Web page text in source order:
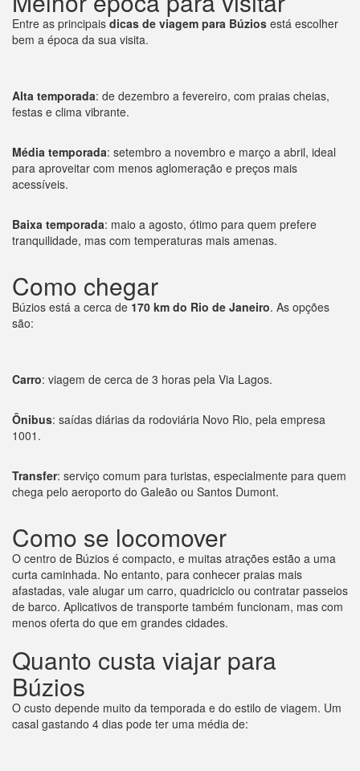
Entre as principais dicas de viagem para Búzios está escolher
bem a época da sua visita.
Alta temporada: de dezembro a fevereiro, com praias cheias,
festas e clima vibrante.
Média temporada: setembro a novembro e março a abril, ideal
para aproveitar com menos aglomeração e preços mais
acessíveis.
Baixa temporada: maio a agosto, ótimo para quem prefere
tranquilidade, mas com temperaturas mais amenas.
Como chegar
Búzios está a cerca de 170 km do Rio de Janeiro. As opções
são:
Carro: viagem de cerca de 3 horas pela Via Lagos.
Ônibus: saídas diárias da rodoviária Novo Rio, pela empresa
1001.
Transfer: serviço comum para turistas, especialmente para quem
chega pelo aeroporto do Galeão ou Santos Dumont.
Como se locomover
O centro de Búzios é compacto, e muitas atrações estão a uma
curta caminhada. No entanto, para conhecer praias mais
afastadas, vale alugar um carro, quadriciclo ou contratar passeios
de barco. Aplicativos de transporte também funcionam, mas com
menos oferta do que em grandes cidades.
Quanto custa viajar para
Búzios
O custo depende muito da temporada e do estilo de viagem. Um
casal gastando 4 dias pode ter uma média de: